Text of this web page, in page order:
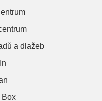
a dlažeb
Box